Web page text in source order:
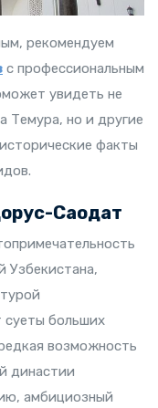
рекомендуем
с профессиональным
увидеть не
Темура, но и другие
факты
Саодат
Узбекистана,
суеты больших
возможность
династии
амбициозный